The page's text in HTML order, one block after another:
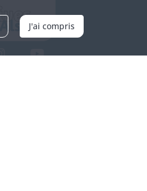
J'ai compris